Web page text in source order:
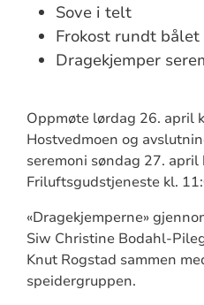
Sove i telt
Frokost rundt bålet
Dragekjemper
Oppmøte lørdag 26. april
Hostvedmoen og
seremoni søndag 27. april
Friluftsgudstjeneste kl.
«Dragekjemperne»
Siw Christine Bodahl-
Knut Rogstad sammen
speidergruppen.